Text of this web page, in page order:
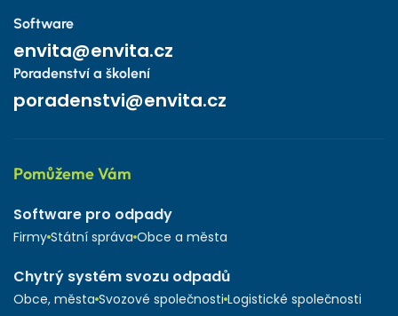
Software
envita@envita.cz
Poradenství a školení
poradenstvi@envita.cz
Pomůžeme Vám
Software pro odpady
Firmy Státní správa Obce a města
Chytrý systém svozu odpadů
Obce, města Svozové společnosti Logistické společnosti